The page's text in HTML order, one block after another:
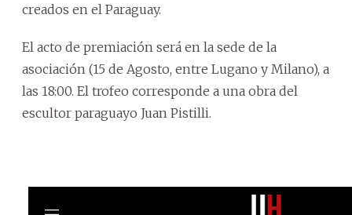
creados en el Paraguay.
El acto de premiación será en la sede de la
asociación (15 de Agosto, entre Lugano y Milano), a
las 18:00. El trofeo corresponde a una obra del
escultor paraguayo Juan Pistilli.